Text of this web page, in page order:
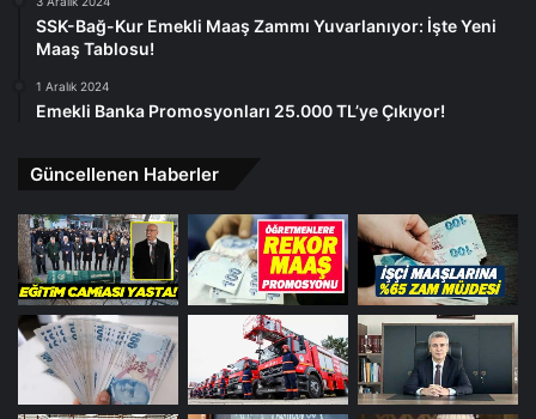
SSK-Bağ-Kur Emekli Maaş Zammı Yuvarlanıyor: İşte Yeni
Maaş Tablosu!
1 Aralık 2024
Emekli Banka Promosyonları 25.000 TL’ye Çıkıyor!
Güncellenen Haberler